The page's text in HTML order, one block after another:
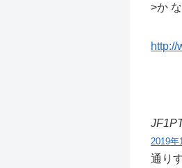
>か
http://
2019年
通り